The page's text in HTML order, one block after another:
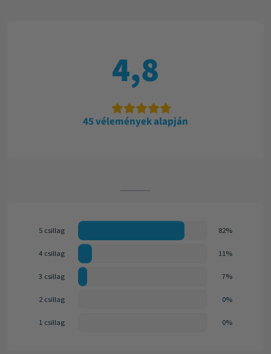
4,8
45 vélemények alapján
5 csillag 82%
4 csillag 11%
3 csillag 7%
2 csillag 0%
1 csillag 0%